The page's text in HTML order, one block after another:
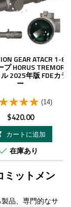
GEAR ATACR 1-8
HORUS TREMOR8
2025年版 FDEカラ
ー
(14)
価
格
$420.00
カートに追加
 在庫あり
ミットメン
品、専門的なサ